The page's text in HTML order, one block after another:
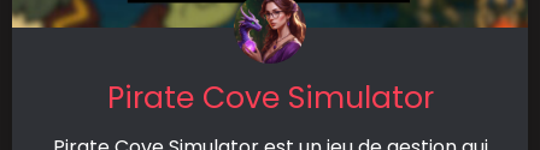
Pirate Cove Simulator